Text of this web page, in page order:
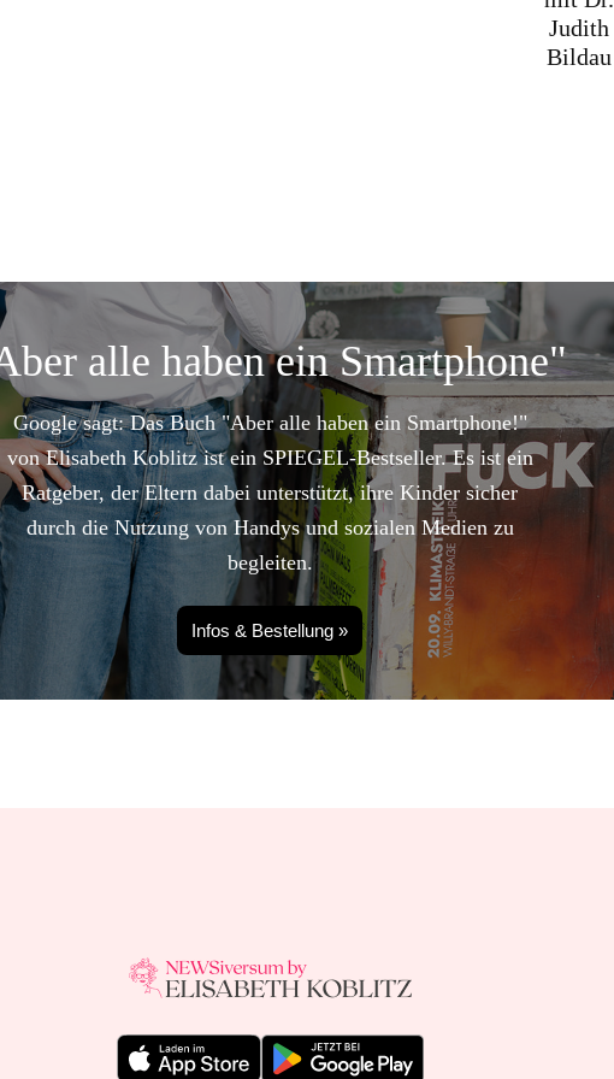
Judith
Bildau
alle haben ein Smartphone"
Google sagt: Das Buch "Aber alle haben ein Smartphone!"
von Elisabeth Koblitz ist ein SPIEGEL-Bestseller. Es ist ein
Ratgeber, der Eltern dabei unterstützt, ihre Kinder sicher
durch die Nutzung von Handys und sozialen Medien zu
begleiten.
Infos & Bestellung »